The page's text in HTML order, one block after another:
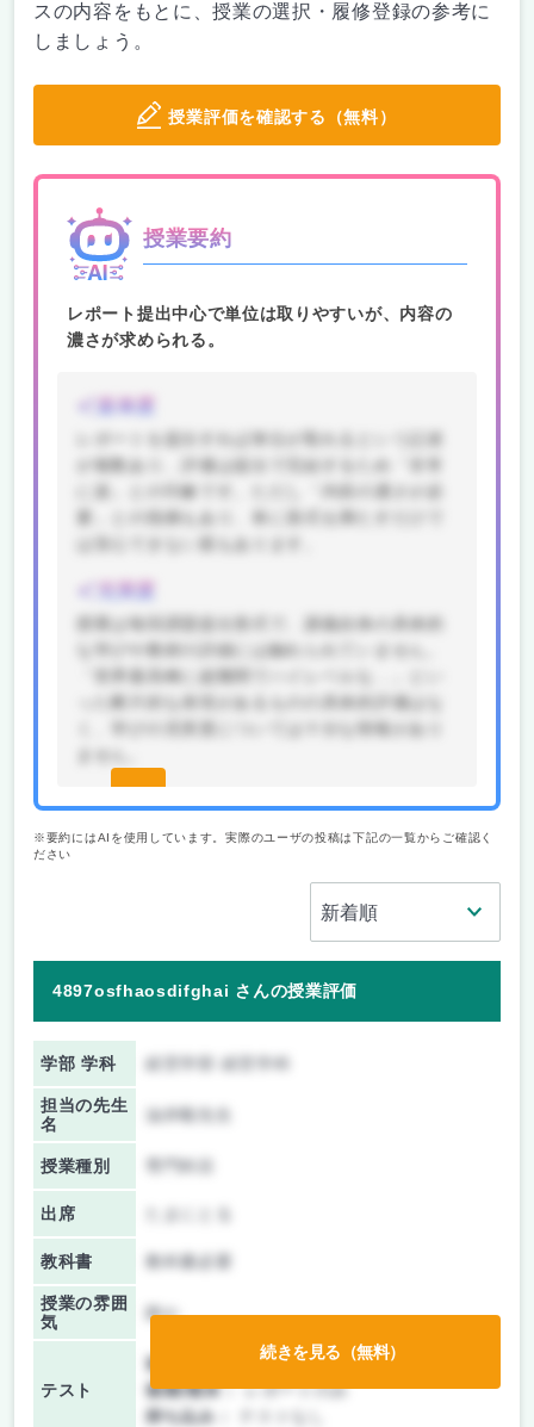
スの内容をもとに、授業の選択・履修登録の参考に
しましょう。
授業評価を確認する（無料）
授業要約
レポート提出中心で単位は取りやすいが、内容の
濃さが求められる。
楽単度
に楽」との印象です。ただし「内容の濃さが必
充実度
授業は毎回課題提出形式で、講義自体の具体的
な学びや教材の詳細には触れられていません。
続きを
見る(無
※要約にはAIを使用しています。実際のユーザの投稿は下記の一覧からご確認く
ださい
4897osfhaosdifghai さんの授業評価
学部 学科
担当の先生
名
油井毅先生
授業種別
出席
教科書 教科書必要
授業の雰囲
気
静か
テスト
前期/中間：
レポートのみ
後期/期末：レポートのみ
持ち込み：
続きを見る（無料）